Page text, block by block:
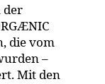
der
die vom
–
Mit den